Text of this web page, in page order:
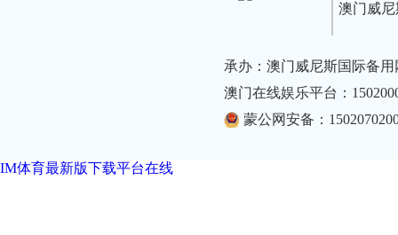
澳门威
承办：澳门威尼斯国际备用
澳门在线娱乐平台：
蒙公网安备：
IM体育最新版下载平台在线